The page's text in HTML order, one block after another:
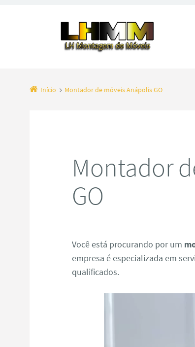
Início Montador de móveis Anápolis GO
Montador
GO
Você está procurando por um
empresa é especializada em
qualificados.